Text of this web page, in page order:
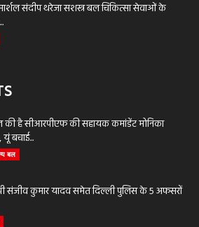
संदीप थरेजा सशस्त्र बल चिकित्सा सेवाओं के
है सीआरपीएफ की सहायक कमांडेंट मोनिका
बचाई...
बल
संजीव कुमार यादव समेत दिल्ली पुलिस के 5 अफसरों